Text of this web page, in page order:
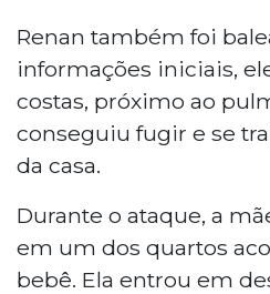
Renan também foi
informações iniciais,
costas, próximo ao
conseguiu fugir e se
da casa.
Durante o ataque, a
em um dos quartos
bebê. Ela entrou em